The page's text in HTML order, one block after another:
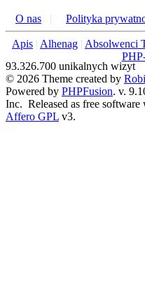
Subkategoria:Za
Autor:gość
KAPITAN A
Szukamy Kapitana na
jedne...
Kategoria:Dam pracę
Subkategoria:
O nas | Polityka
Apis | Alhenag | Absolwenci
93.326.700 unikalnych wizyt
© 2026 Theme created by
Powered by PHPFusion. v.
Inc. Released as free
Affero GPL v3.